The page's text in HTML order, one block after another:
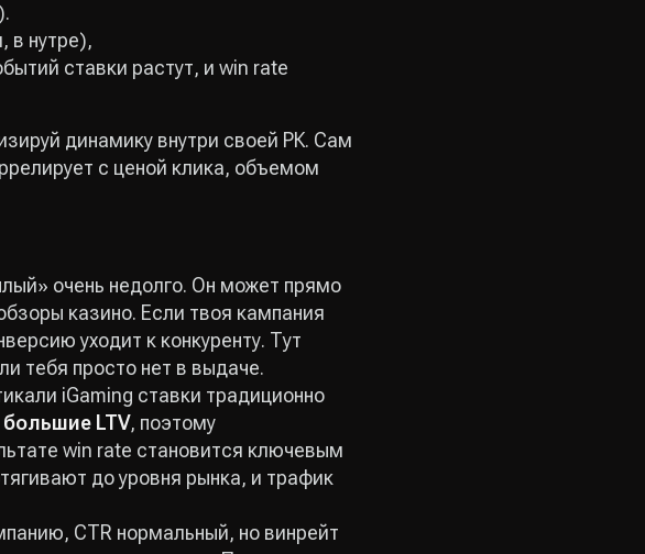
в нутре),
ставки растут, и win rate
динамику внутри своей РК. Сам
с ценой клика, объемом
очень недолго. Он может прямо
казино. Если твоя кампания
уходит к конкуренту. Тут
тебя просто нет в выдаче.
iGaming ставки традиционно
большие LTV, поэтому
win rate становится ключевым
до уровня рынка, и трафик
CTR нормальный, но винрейт